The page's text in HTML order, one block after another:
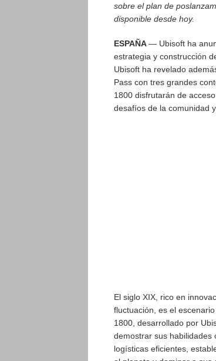
sobre el plan de
disponible desde hoy.
ESPAÑA— Ubisoft ha
estrategia y construcción
Ubisoft ha revelado
Pass con tres grandes
1800 disfrutarán de
desafíos de la comunidad
El siglo XIX, rico en
fluctuación, es el
1800, desarrollado por
demostrar sus habilidades
logísticas eficientes,